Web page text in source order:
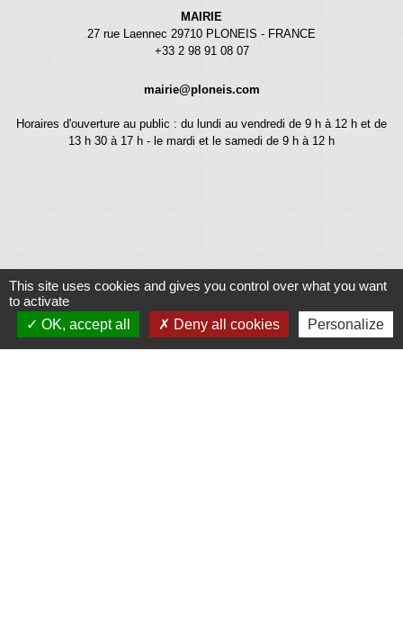
MAIRIE
27 rue Laennec 29710 PLONEIS - FRANCE
+33 2 98 91 08 07
mairie@ploneis.com
Horaires d'ouverture au public : du lundi au vendredi de 9 h à 12 h et de
13 h 30 à 17 h - le mardi et le samedi de 9 h à 12 h
Liens
This site uses cookies and gives you control over what you want
to activate
OK, accept all
Deny all cookies Personalize